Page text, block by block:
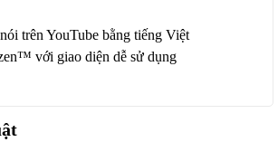
trên YouTube bằng tiếng Việt
với giao diện dễ sử dụng